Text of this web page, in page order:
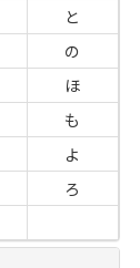
と
の
ほ
も
よ
ろ